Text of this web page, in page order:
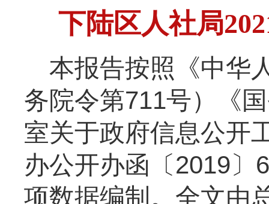
下陆区人社局
本报告按照《中华
务院令第711号）《
室关于政府信息公开
办公开办函〔 2019〕
项数据编制。全文由